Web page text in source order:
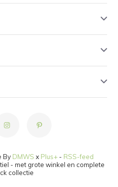
By DMWS x Plus+ - RSS-feed
- met grote winkel en complete
collectie